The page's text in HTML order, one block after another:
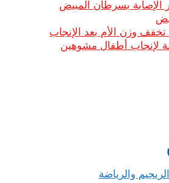
الإصابة بسرطان المبيض
تخفف وزن الأم بعد الإنجاب
لإنجاب أطفال مشوهين
الريجيم والرياضة